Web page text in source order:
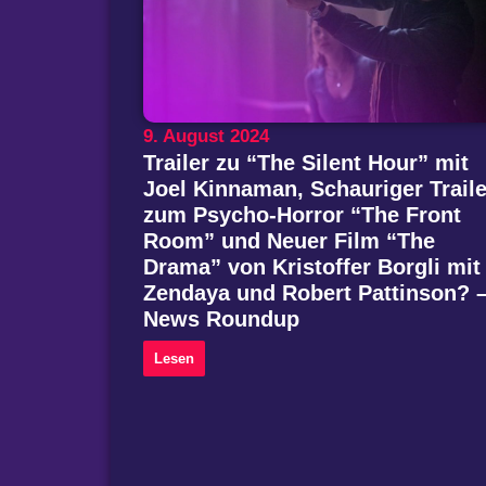
9. August 2024
Trailer zu “The Silent Hour” mit
Joel Kinnaman, Schauriger
zum Psycho-Horror “The Front
Room” und Neuer Film “The
Drama” von Kristoffer Borgli mit
Zendaya und Robert Pattinson?
News Roundup
Lesen